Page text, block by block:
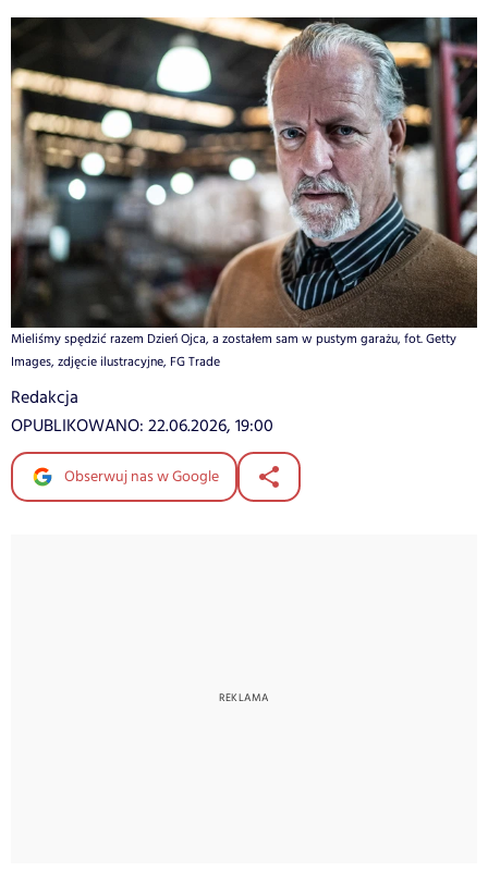
Mieliśmy spędzić razem Dzień Ojca, a zostałem sam w pustym garażu, fot. Getty
Images, zdjęcie ilustracyjne, FG Trade
Redakcja
OPUBLIKOWANO: 22.06.2026, 19:00
Obserwuj nas w Google